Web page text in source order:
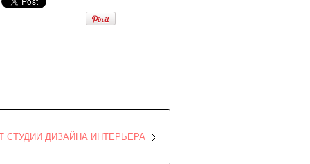
СТУДИИ ДИЗАЙНА ИНТЕРЬЕРА